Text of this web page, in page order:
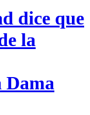
dice que
la
Dama